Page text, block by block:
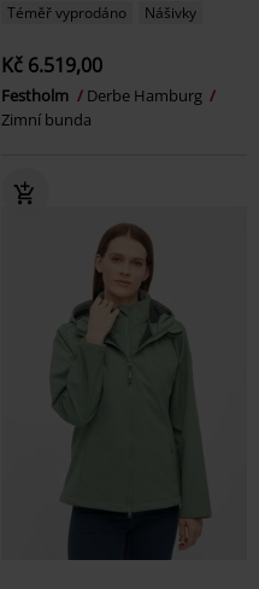
Téměř vyprodáno Nášivky
Kč 6.519,00
Festholm
Derbe Hamburg
Zimní bunda